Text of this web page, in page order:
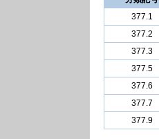
377.1
377.2
377.3
377.5
377.6
377.7
377.9